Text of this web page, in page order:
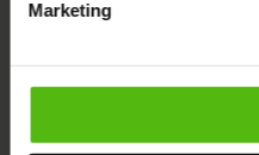
Marketing